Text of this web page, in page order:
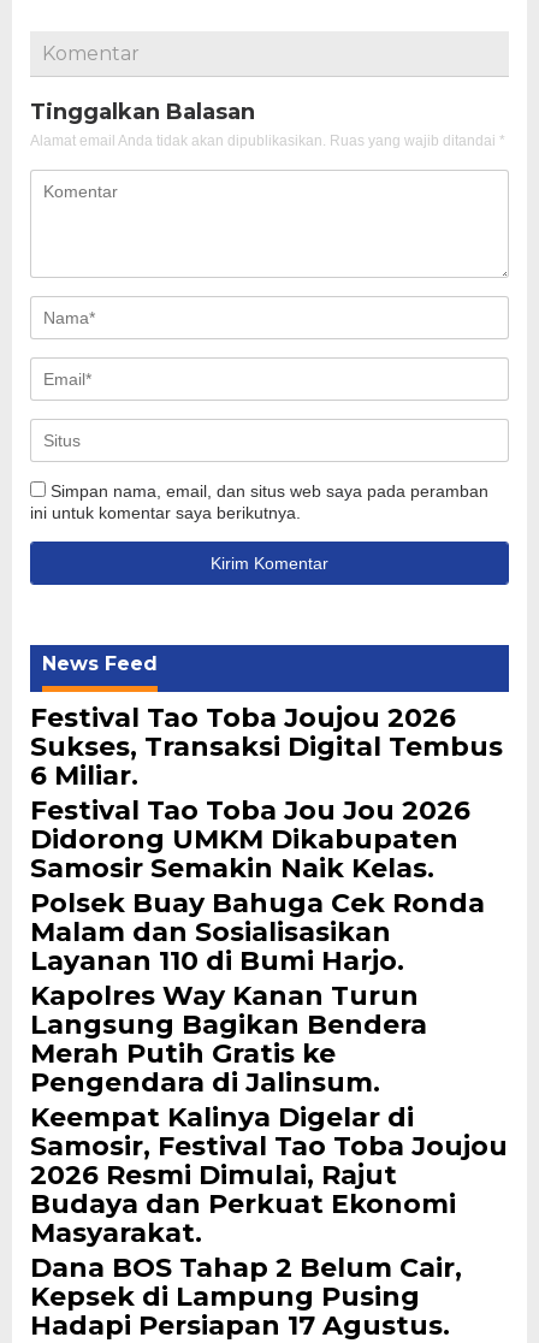
Komentar
Tinggalkan Balasan
Alamat email Anda tidak akan dipublikasikan. Ruas yang wajib ditandai *
Simpan nama, email, dan situs web saya pada peramban
ini untuk komentar saya berikutnya.
News Feed
Festival Tao Toba Joujou 2026
Sukses, Transaksi Digital Tembus
6 Miliar.
Festival Tao Toba Jou Jou 2026
Didorong UMKM Dikabupaten
Samosir Semakin Naik Kelas.
Polsek Buay Bahuga Cek Ronda
Malam dan Sosialisasikan
Layanan 110 di Bumi Harjo.
Kapolres Way Kanan Turun
Langsung Bagikan Bendera
Merah Putih Gratis ke
Pengendara di Jalinsum.
Keempat Kalinya Digelar di
Samosir, Festival Tao Toba Joujou
2026 Resmi Dimulai, Rajut
Budaya dan Perkuat Ekonomi
Masyarakat.
Dana BOS Tahap 2 Belum Cair,
Kepsek di Lampung Pusing
Hadapi Persiapan 17 Agustus.